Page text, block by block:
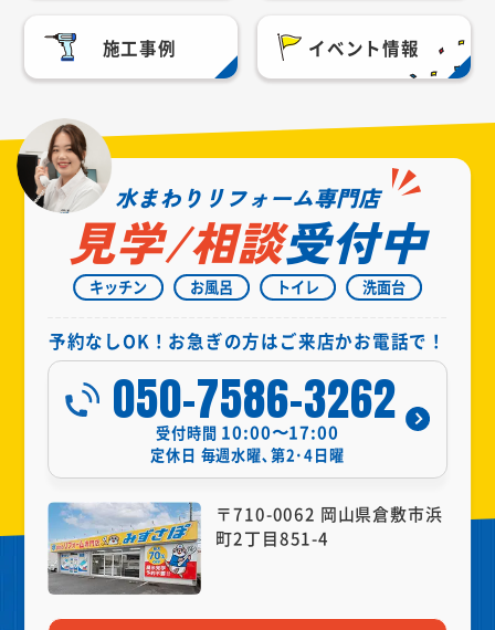
施工事例 イベント情報
水まわりリフォーム専門店
見学/相談受付中
キッチン お風呂 トイレ 洗面台
予約なしOK！お急ぎの方はご来店かお電話で！
050-7586-3262
受付時間 10:00〜17:00
定休日 毎週水曜､第2･4日曜
〒710-0062 岡山県倉敷市浜
町2丁目851-4